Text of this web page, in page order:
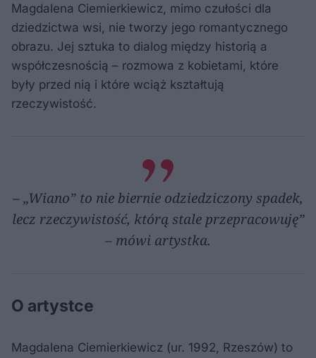
Magdalena Ciemierkiewicz, mimo czułości dla
dziedzictwa wsi, nie tworzy jego romantycznego
obrazu. Jej sztuka to dialog między historią a
współczesnością – rozmowa z kobietami, które
były przed nią i które wciąż kształtują
rzeczywistość.
– „Wiano” to nie biernie odziedziczony spadek,
lecz rzeczywistość, którą stale przepracowuję”
– mówi artystka.
O artystce
Magdalena Ciemierkiewicz (ur. 1992, Rzeszów) to